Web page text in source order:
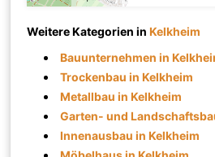
Weitere Kategorien inKelkheim
Bauunternehmen in
Trockenbau in Kelkheim
Metallbau in Kelkheim
Garten- und
Innenausbau in Kelkheim